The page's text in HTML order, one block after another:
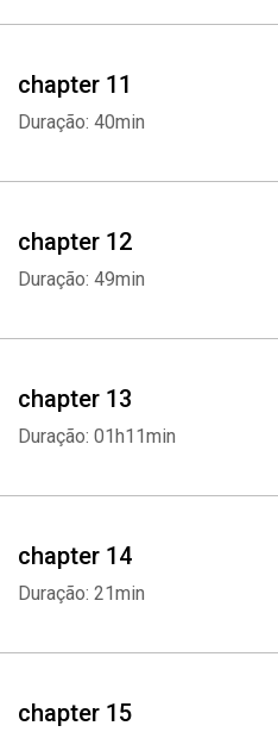
chapter 11
Duração: 40min
chapter 12
Duração: 49min
chapter 13
Duração: 01h11min
chapter 14
Duração: 21min
chapter 15
Whatsapp